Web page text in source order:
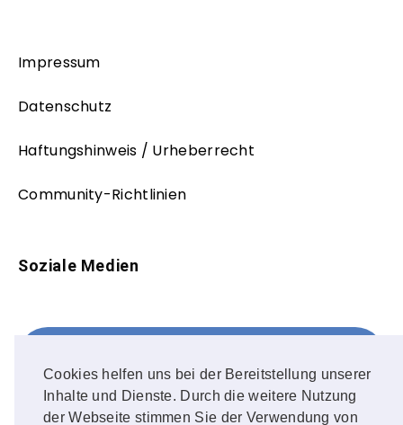
Cookies helfen uns bei der Bereitstellung unserer
Inhalte und Dienste. Durch die weitere Nutzung
der Webseite stimmen Sie der Verwendung von
Impressum
Datenschutz
Haftungshinweis / Urheberrecht
Community-Richtlinien
Soziale Medien
FOLLOW ME!
Instagram